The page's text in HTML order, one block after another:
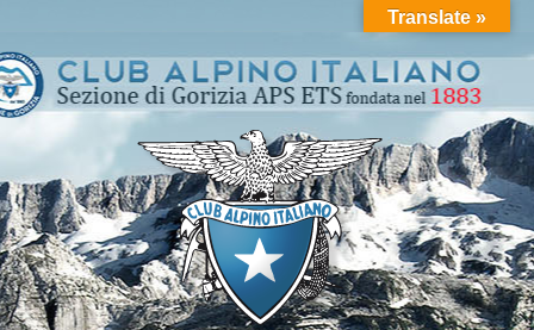
Translate »